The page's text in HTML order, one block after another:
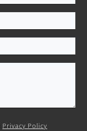
Privacy Policy